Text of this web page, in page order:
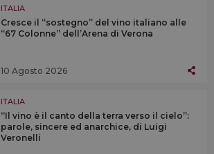
ITALIA
Cresce il “sostegno” del vino italiano alle
“67 Colonne” dell’Arena di Verona
10 Agosto 2026
ITALIA
“Il vino è il canto della terra verso il cielo”:
parole, sincere ed anarchice, di Luigi
Veronelli